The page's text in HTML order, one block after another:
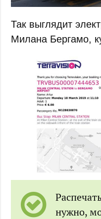
Так выглядит
Милана Бергамо,
нужно,